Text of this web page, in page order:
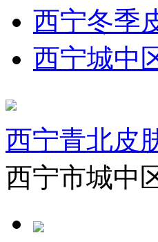
西宁冬季
西宁城中
西宁青北皮
西宁市城中